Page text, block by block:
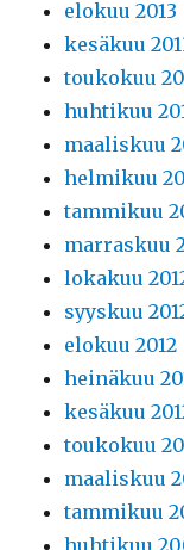
elokuu 2013
kesäkuu
toukokuu
huhtikuu
maaliskuu
helmikuu
tammikuu
marraskuu
lokakuu
syyskuu
elokuu 2012
heinäkuu
kesäkuu
toukokuu
maaliskuu
tammikuu
huhtikuu